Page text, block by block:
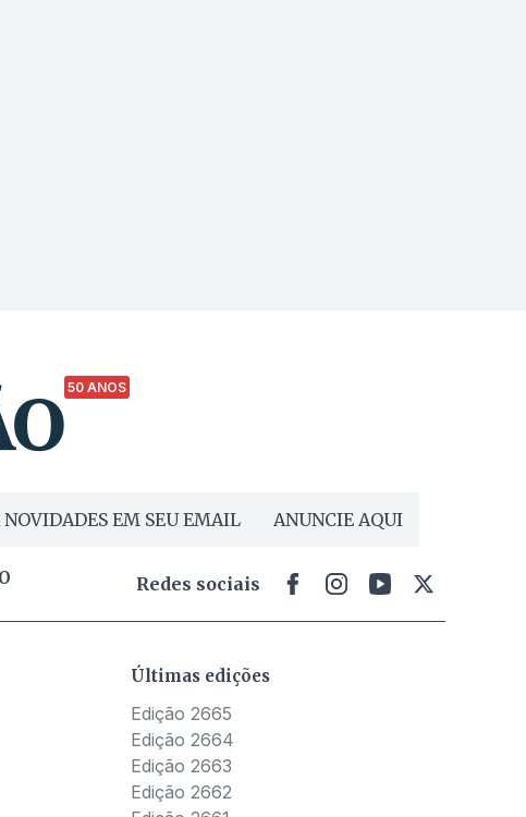
50 ANOS
NOVIDADES EM SEU EMAIL ANUNCIE AQUI
Redes sociais
Últimas edições
Edição 2665
Edição 2664
Edição 2663
Edição 2662